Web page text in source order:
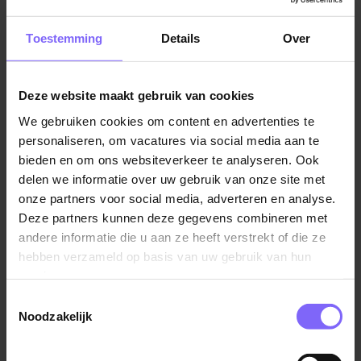
Toestemming Details Over
Deze website maakt gebruik van cookies
We gebruiken cookies om content en advertenties te
personaliseren, om vacatures via social media aan te
bieden en om ons websiteverkeer te analyseren. Ook
delen we informatie over uw gebruik van onze site met
onze partners voor social media, adverteren en analyse.
Deze partners kunnen deze gegevens combineren met
andere informatie die u aan ze heeft verstrekt of die ze
hebben verzameld op basis van uw gebruik van hun
Noodzakelijk
wel bekend staat als HR of personeelszaken.
Als HR-medewerker werk je samen met je collega's
organisatie te beheren en te ontwikkelen. Dit omvat
het aantrekken van nieuw talent, het coördineren van
werving- en selectieprocessen, het bieden van
ondersteuning bij training en ontwikkeling van
werknemers, het oplossen van arbeidsconflicten en
het waarborgen van de naleving van wet- en
regelgeving met betrekking tot arbeidsrecht. In deze
rol is het van belang om effectief te communiceren
met andere afdelingen binnen de organisatie en te
zorgen voor een optimale samenwerking en
afstemming van HR-activiteiten met de algehele
bedrijfsstrategie.